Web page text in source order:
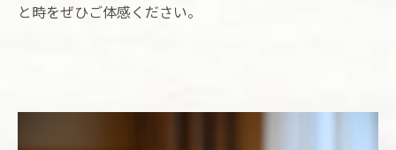
と時をぜひご体感ください。